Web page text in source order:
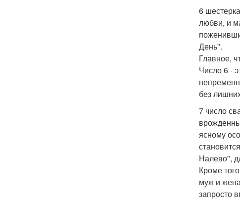
6
любви, и
День".
Главное,
Число 6 -
без
7 число
ясному
Налево",
Кроме
муж и
запросто